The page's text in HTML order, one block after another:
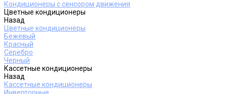
Кондиционеры с сенсором движения
Цветные кондиционеры
Назад
Цветные кондиционеры
Бежевый
Красный
Серебро
Черный
Кассетные кондиционеры
Назад
Кассетные кондиционеры